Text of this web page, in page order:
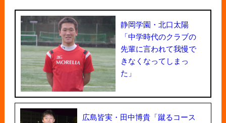
静岡学園・北口太陽
「中学時代のクラブの
先輩に言われて我慢で
きなくなってしまっ
た」
広島皆実・田中博貴「蹴るコース